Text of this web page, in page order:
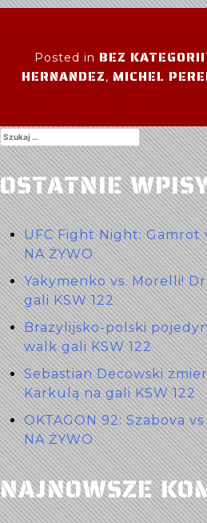
Posted in BEZ KATEGORII
HERNANDEZ, MICHEL
Szukaj:
OSTATNIE
UFC Fight Night: Gamrot
NA ŻYWO
Yakymenko vs. Morelli!
gali KSW 122
Brazylijsko-polski
walk gali KSW 122
Sebastian Decowski
Karkulą na gali KSW 122
OKTAGON 92: Szabova
NA ŻYWO
NAJNOWSZE